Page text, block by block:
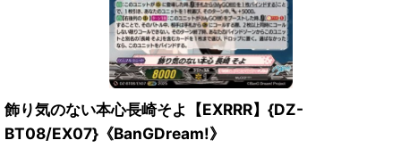
飾り気のない本心長崎そよ【EXRRR】{DZ-
BT08/EX07}《BanGDream!》